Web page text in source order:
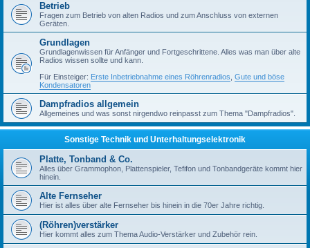
Betrieb
Fragen zum Betrieb von alten Radios und zum Anschluss von externen
Geräten.
Grundlagen
Grundlagenwissen für Anfänger und Fortgeschrittene. Alles was man über alte
Radios wissen sollte und kann.
Für Einsteiger: Erste Inbetriebnahme eines Röhrenradios Gute und böse
Kondensatoren
Dampfradios allgemein
Allgemeines und was sonst nirgendwo reinpasst zum Thema "Dampfradios".
Sonstige Technik und Unterhaltungselektronik
Platte, Tonband & Co.
Alles über Grammophon, Plattenspieler, Tefifon und Tonbandgeräte kommt hier
hinein.
Alte Fernseher
Hier ist alles über alte Fernseher bis hinein in die 70er Jahre richtig.
(Röhren)verstärker
Hier kommt alles zum Thema Audio-Verstärker und Zubehör rein.